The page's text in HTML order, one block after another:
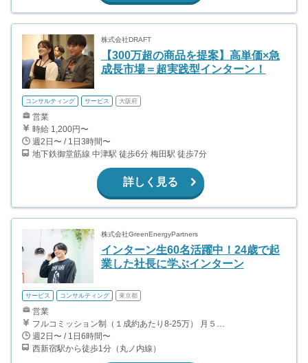
株式会社DRAFT
【300万超の商品を提案】高単価×急
成長市場＝超実践型インターン！
コンサルティング サービス 大阪府
営業
時給 1,200円〜
週2日〜 / 1日3時間〜
地下鉄御堂筋線 中津駅 徒歩6分 梅田駅 徒歩7分
詳しく見る
株式会社GreenEnergyPartners
インターン生60名活躍中！24歳で起
業した社長に学ぶインターン
サービス コンサルティング 東京都
営業
週2日〜 / 1日6時間〜
西新宿駅から徒歩1分（丸ノ内線）